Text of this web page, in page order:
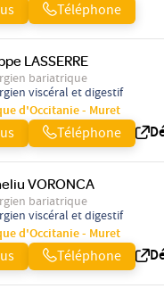
Téléphone
LASSERRE
bariatrique
viscéral et digestif
d'Occitanie - Muret
Téléphone
VORONCA
bariatrique
viscéral et digestif
d'Occitanie - Muret
Téléphone